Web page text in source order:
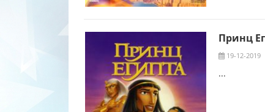
Принц
19-12-2019
...